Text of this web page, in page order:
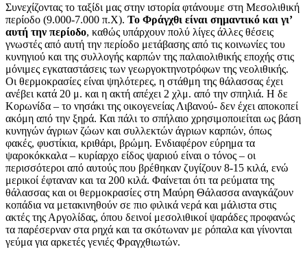
Συνεχίζοντας το ταξίδι μας στην ιστορία φτάνουμε στη Μεσολιθική
περίοδο (9.000-7.000 π.Χ). Το Φράγχθι είναι σημαντικό και γι’
αυτή την περίοδο, καθώς υπάρχουν πολύ λίγες άλλες θέσεις
γνωστές από αυτή την περίοδο μετάβασης από τις κοινωνίες του
κυνηγιού και της συλλογής καρπών της παλαιολιθικής εποχής στις
μόνιμες εγκαταστάσεις των γεωργοκτηνοτρόφων της νεολιθικής.
Οι θερμοκρασίες είναι ψηλότερες, η στάθμη της θάλασσας έχει
ανέβει κατά 20 μ. και η ακτή απέχει 2 χλμ. από την σπηλιά. Η δε
Κορωνίδα – το νησάκι της οικογενείας Λιβανού- δεν έχει αποκοπεί
ακόμη από την ξηρά. Και πάλι το σπήλαιο χρησιμοποιείται ως βάση
κυνηγών άγριων ζώων και συλλεκτών άγριων καρπών, όπως
φακές, φυστίκια, κριθάρι, βρώμη. Ενδιαφέρον εύρημα τα
ψαροκόκκαλα – κυρίαρχο είδος ψαριού είναι ο τόνος – οι
περισσότεροι από αυτούς που βρέθηκαν ζυγίζουν 8-15 κιλά, ενώ
μερικοί έφταναν και τα 200 κιλά. Φαίνεται ότι τα ρεύματα της
θάλασσας και οι θερμοκρασίες στη Μαύρη Θάλασσα αναγκάζουν
κοπάδια να μετακινηθούν σε πιο φιλικά νερά και μάλιστα στις
ακτές της Αργολίδας, όπου δεινοί μεσολιθικοί ψαράδες προφανώς
τα παρέσερναν στα ρηχά και τα σκότωναν με ρόπαλα και γίνονται
γεύμα για αρκετές γενιές Φραγχθιωτών.